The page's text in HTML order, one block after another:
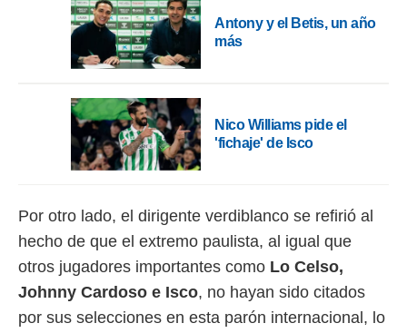
o a través
de
de
de
uso de
con el
Antony y el Betis, un año
más
Nico Williams pide el
'fichaje' de Isco
Por otro lado, el dirigente verdiblanco se refirió al
hecho de que el extremo paulista, al igual que
otros jugadores importantes como Lo Celso,
Johnny Cardoso e Isco, no hayan sido citados
por sus selecciones en esta parón internacional, lo